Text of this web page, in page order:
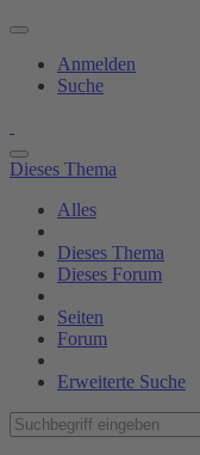
Anmelden
Suche
Dieses Thema
Alles
Dieses Thema
Dieses Forum
Seiten
Forum
Erweiterte Suche